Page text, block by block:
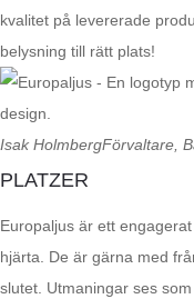
kvalitet på levererade
belysning till rätt plats!
Isak HolmbergFörvaltare,
PLATZER
Europaljus är ett
hjärta. De är gärna med
slutet. Utmaningar ses